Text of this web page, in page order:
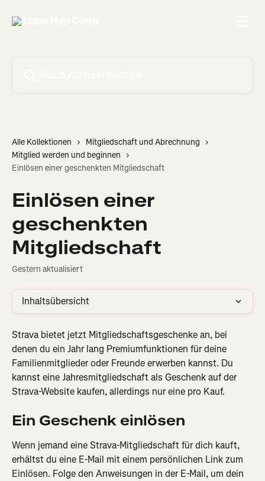
Alle Kollektionen
Mitgliedschaft und Abrechnung
Mitglied werden und beginnen
Einlösen einer geschenkten Mitgliedschaft
Einlösen einer
geschenkten
Mitgliedschaft
Gestern aktualisiert
Inhaltsübersicht
Strava bietet jetzt Mitgliedschaftsgeschenke an, bei
denen du ein Jahr lang Premiumfunktionen für deine
Familienmitglieder oder Freunde erwerben kannst. Du
kannst eine Jahresmitgliedschaft als Geschenk auf der
Strava-Website kaufen, allerdings nur eine pro Kauf.
Ein Geschenk einlösen
Wenn jemand eine Strava-Mitgliedschaft für dich kauft,
erhältst du eine E-Mail mit einem persönlichen Link zum
Einlösen. Folge den Anweisungen in der E-Mail, um dein